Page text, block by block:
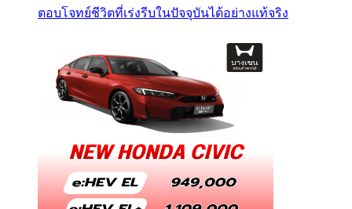
ตอบโจทย์ชีวิตที่เร่งรีบในปัจจุบันได้อย่างแท้จริง